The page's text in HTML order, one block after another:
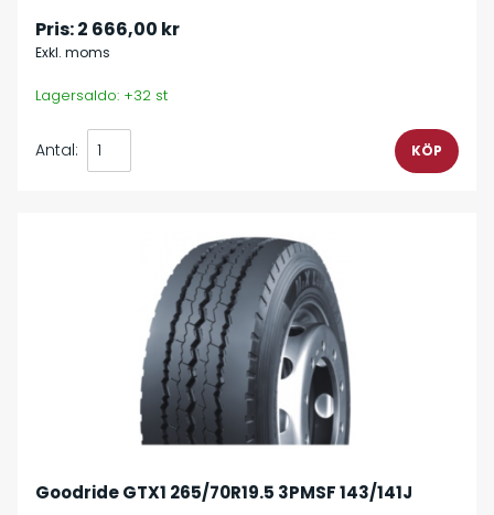
Pris:2 666,00 kr
Exkl. moms
Lagersaldo: +32 st
Antal:
Goodride GTX1 265/70R19.5 3PMSF 143/141J